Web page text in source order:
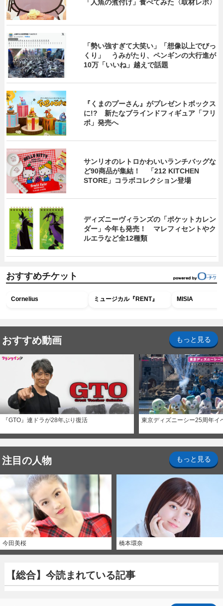
「人魚の煮付け」食べてみた〈取材レポ〉
「勢い強すぎて大笑い」「想像以上でびっ
くり」 うみがたり、ペンギンの大行進が
10万「いいね」越えで話題
『くまのプーさん』がプレゼントボックス
に!? 新たなブラインドフィギュア「フリ
ポ」発売へ
サンリオのレトロかわいいランチバッグな
ど90商品が集結！ 「212 KITCHEN
STORE」コラボコレクション登場
ディズニーヴィランズの「ポケットカレン
ダー」今年も発売！ マレフィセントやク
ルエラなど全12種類
おすすめチケット
Cornelius ミュージカル『RENT』 MISIA
おすすめ動画 もっと見る
『GTO』連ドラが28年ぶり復活 東京ディズニーシー25周年イ
注目の人物 もっと見る
今田美桜 橋本環奈
【総合】今読まれている記事